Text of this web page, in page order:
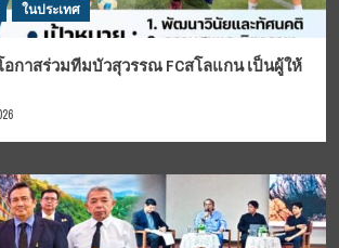
ในประเทศ
กาสร่วมทีมบัวสุวรรณ FCสโลแกน เป็นผู้ให้